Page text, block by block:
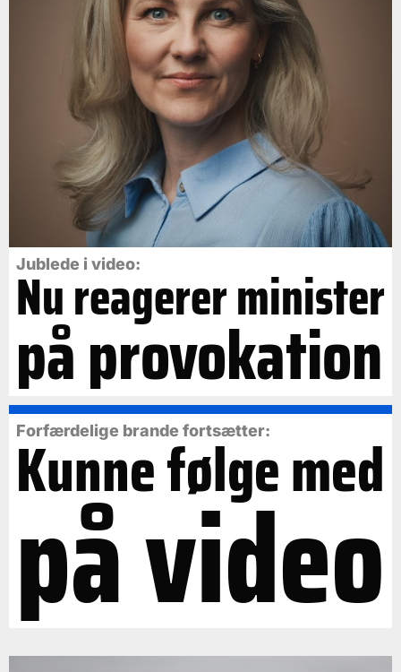
Jublede i video:
Nu reagerer minister
på provokation
Forfærdelige brande fortsætter:
Kunne følge med
på video